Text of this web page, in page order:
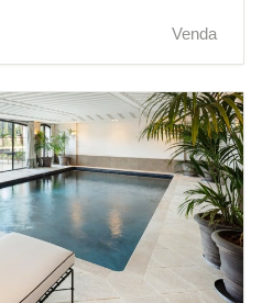
Venda